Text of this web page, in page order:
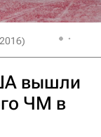
вышли
ЧМ в